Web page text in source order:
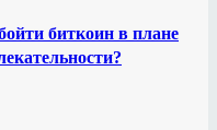
биткоин в плане